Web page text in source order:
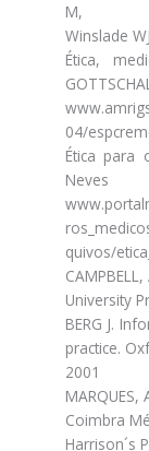
M,
Winslade
Ética,
04/
Ética para
Neves
quivos/
University
BERG J.
practice.
2001
Coimbra
Harrison´s